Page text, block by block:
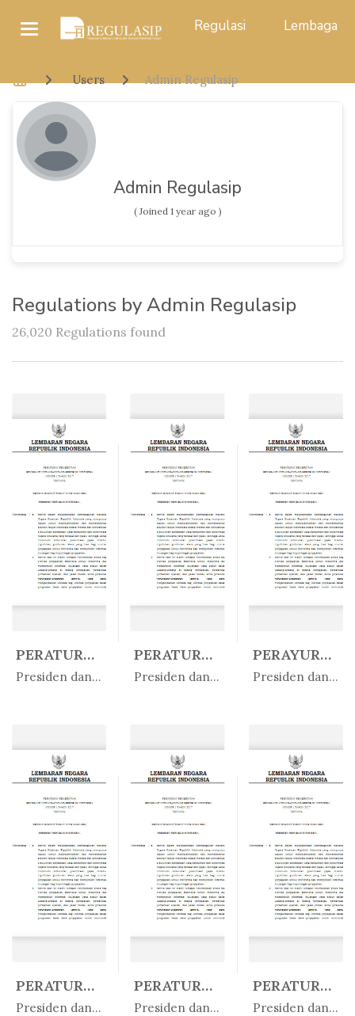
Regulasi Lembaga
Users Admin Regulasip
Admin Regulasip
( Joined 1 year ago )
Regulations by Admin Regulasip
26,020 Regulations found
PERATURAN PEMERINTAH REPUBLIK IN...
Presiden dan Wakil Presiden
In
PERATURAN PEMERINTAH REPUBLIK IN...
Presiden dan Wakil Presiden
In
PERAYURAN PEMERINTAH REPUBLIK IN...
Presiden dan Wakil Presiden
In
PERATURAN PEMERINTAH REPUBLIK IN...
Presiden dan Wakil Presiden
In
PERATURAN PEMERINTAH REPUBLIK IN...
Presiden dan Wakil Presiden
In
PERATURAN PEMERINTAH REPUBLIK IN...
Presiden dan Wakil Presiden
In